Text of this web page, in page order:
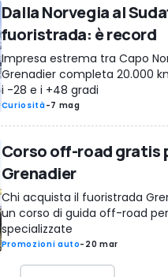
Dalla Norvegia al
fuoristrada: è record
Impresa estrema tra Capo
Grenadier completa 20.000
i -28 e i +48 gradi
Curiosità-7 mag
Corso off-road gratis
Grenadier
Chi acquista il fuoristrada
un corso di guida off-road
specializzate
Promozioni auto- 20 mar